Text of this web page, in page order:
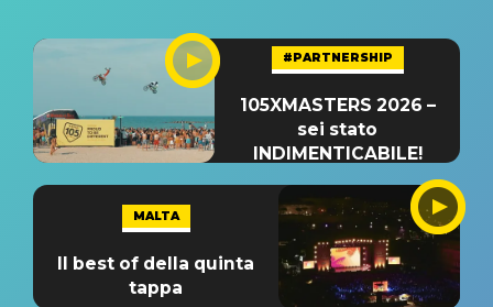
#PARTNERSHIP
105XMASTERS 2026 –
sei stato
INDIMENTICABILE!
MALTA
Il best of della quinta
tappa